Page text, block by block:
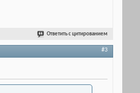
Ответить с цитированием
#3